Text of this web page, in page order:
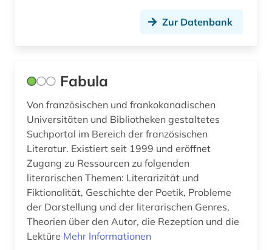
Zur Datenbank
Fabula
Von französischen und frankokanadischen
Universitäten und Bibliotheken gestaltetes
Suchportal im Bereich der französischen
Literatur. Existiert seit 1999 und eröffnet
Zugang zu Ressourcen zu folgenden
literarischen Themen: Literarizität und
Fiktionalität, Geschichte der Poetik, Probleme
der Darstellung und der literarischen Genres,
Theorien über den Autor, die Rezeption und die
Lektüre Mehr Informationen